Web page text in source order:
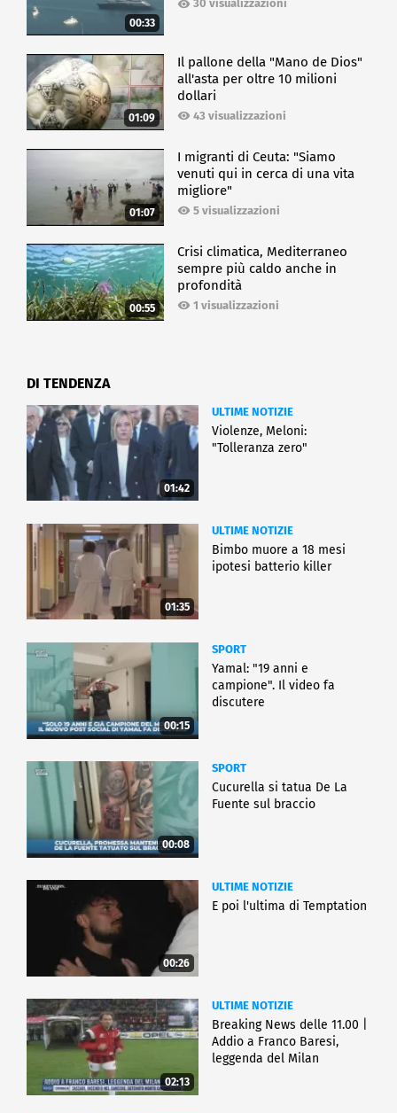
00:33
30 visualizzazioni
01:09
Il pallone della "Mano de Dios"
all'asta per oltre 10 milioni
dollari
43 visualizzazioni
01:07
I migranti di Ceuta: "Siamo
venuti qui in cerca di una vita
migliore"
5 visualizzazioni
00:55
Crisi climatica, Mediterraneo
sempre più caldo anche in
profondità
1 visualizzazioni
DI TENDENZA
01:42
ULTIME NOTIZIE
Violenze, Meloni:
"Tolleranza zero"
01:35
ULTIME NOTIZIE
Bimbo muore a 18 mesi
ipotesi batterio killer
00:15
SPORT
Yamal: "19 anni e
campione". Il video fa
discutere
00:08
SPORT
Cucurella si tatua De La
Fuente sul braccio
00:26
ULTIME NOTIZIE
E poi l'ultima di Temptation
02:13
ULTIME NOTIZIE
Breaking News delle 11.00 |
Addio a Franco Baresi,
leggenda del Milan